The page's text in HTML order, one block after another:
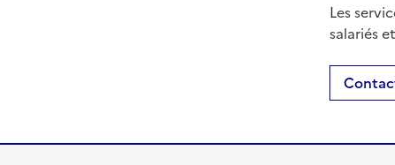
Les
salariés